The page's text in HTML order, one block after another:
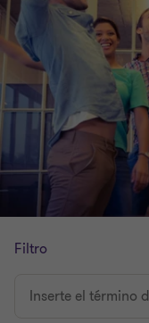
Filtro